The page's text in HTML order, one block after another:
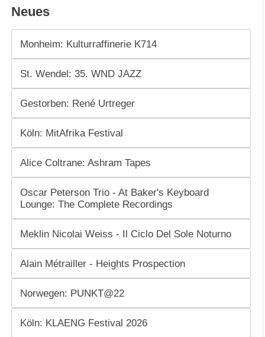
Neues
Monheim: Kulturraffinerie K714
St. Wendel: 35. WND JAZZ
Gestorben: René Urtreger
Köln: MitAfrika Festival
Alice Coltrane: Ashram Tapes
Oscar Peterson Trio - At Baker's Keyboard
Lounge: The Complete Recordings
Meklin Nicolai Weiss - Il Ciclo Del Sole Noturno
Alain Métrailler - Heights Prospection
Norwegen: PUNKT@22
Köln: KLAENG Festival 2026